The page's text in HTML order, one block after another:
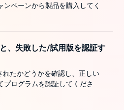
ペーンから製品を購入してく
、失敗した/試用版を認証す
れたかどうかを確認し、正しい
プログラムを認証してくださ